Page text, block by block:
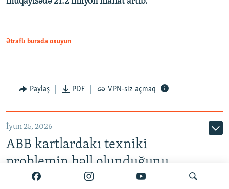
Auto 240p 360p 480p
720p 1080p
Ətraflı burada oxuyun
Paylaş PDF VPN-siz açmaq
İyun 25, 2026
ABB kartlardakı texniki
problemin həll olunduğunu
bildirir